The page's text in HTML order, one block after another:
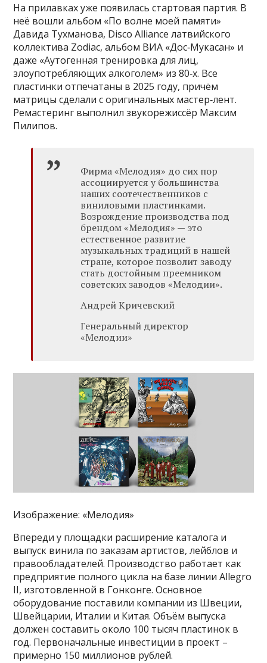
На прилавках уже появилась стартовая партия. В
неё вошли альбом «По волне моей памяти»
Давида Тухманова, Disco Alliance латвийского
коллектива Zodiac, альбом ВИА «Дос‑Мукасан» и
даже «Аутогенная тренировка для лиц,
злоупотребляющих алкоголем» из 80‑х. Все
пластинки отпечатаны в 2025 году, причём
матрицы сделали с оригинальных мастер‑лент.
Ремастеринг выполнил звукорежиссёр Максим
Пилипов.
Фирма «Мелодия» до сих пор
ассоциируется у большинства
наших соотечественников с
виниловыми пластинками.
Возрождение производства под
брендом «Мелодия» — это
естественное развитие
музыкальных традиций в нашей
стране, которое позволит заводу
стать достойным преемником
советских заводов «Мелодии».
Андрей Кричевский
Генеральный директор
«Мелодии»
Изображение: «Мелодия»
Впереди у площадки расширение каталога и
выпуск винила по заказам артистов, лейблов и
правообладателей. Производство работает как
предприятие полного цикла на базе линии Allegro
II, изготовленной в Гонконге. Основное
оборудование поставили компании из Швеции,
Швейцарии, Италии и Китая. Объём выпуска
должен составить около 100 тысяч пластинок в
год. Первоначальные инвестиции в проект –
примерно 150 миллионов рублей.